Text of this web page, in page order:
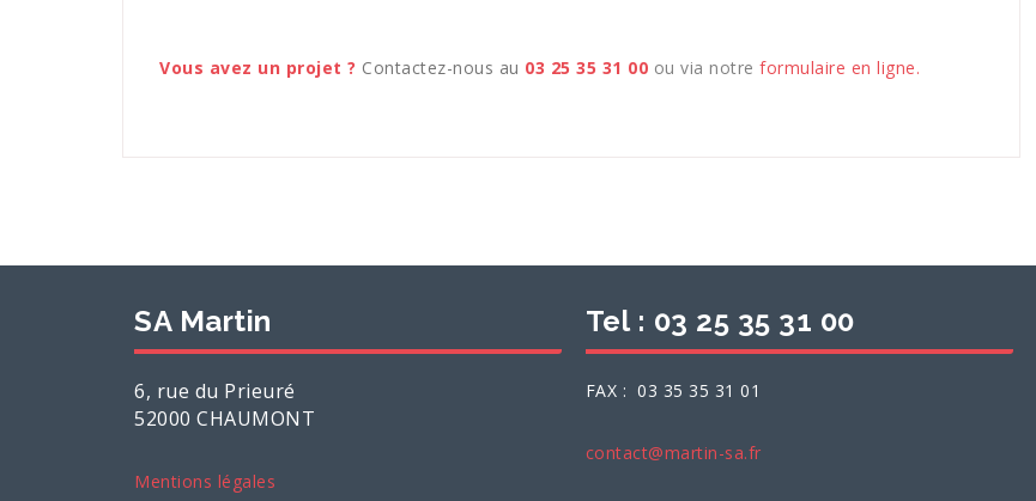
Vous avez un projet ? Contactez-nous au 03 25 35 31 00 ou via notre formulaire en ligne.
SA Martin
6, rue du Prieuré
52000 CHAUMONT
Mentions légales
Tel : 03 25 35 31 00
FAX : 03 35 35 31 01
contact@martin-sa.fr